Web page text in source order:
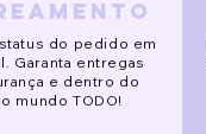
do pedido em
Garanta entregas
e dentro do
mundo TODO!